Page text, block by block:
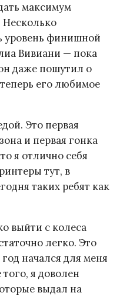
максимум
Несколько
уровень финишной
Вивиани — пока
даже пошутил о
его любимое
Это первая
и первая гонка
я отлично себя
тут, в
таких ребят как
выйти с колеса
легко. Это
начался для меня
я доволен
выдал на